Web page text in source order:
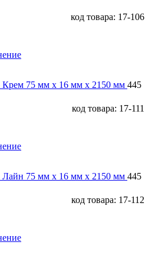
код товара: 17-106
75 мм х 16 мм х 2150 мм 445
код товара: 17-111
75 мм х 16 мм х 2150 мм 445
код товара: 17-112